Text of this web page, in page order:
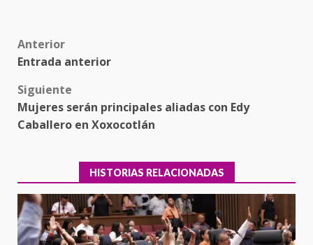
Post
navigation
Anterior
Entrada anterior
Siguiente
Mujeres serán principales aliadas con Edy
Caballero en Xoxocotlán
HISTORIAS RELACIONADAS